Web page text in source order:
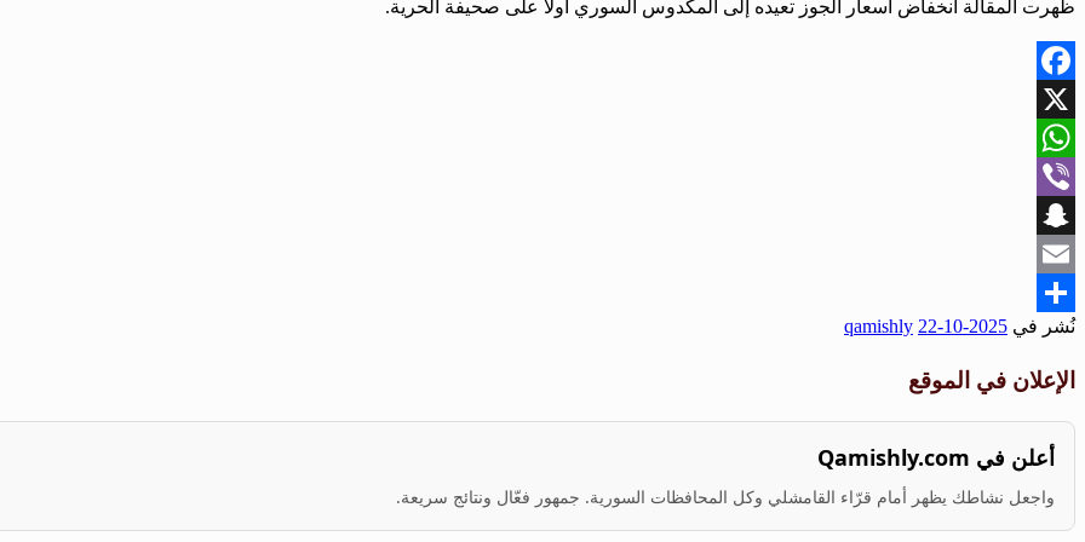
ظهرت المقالة انخفاض أسعار الجوز تعيده إلى المكدوس السوري أولاً على صحيفة الحرية.
Facebook
X
WhatsApp
Viber
Snapchat
Email
Share
نُشر في 2025-10-22
qamishly
الإعلان في الموقع
أعلن في Qamishly.com
واجعل نشاطك يظهر أمام قرّاء القامشلي وكل المحافظات السورية. جمهور فعّال ونتائج سريعة.